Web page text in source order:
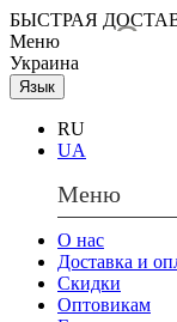
БЫСТРАЯ
Меню
Украина
Язык
RU
UA
Меню
О нас
Доставка и
Скидки
Оптовикам